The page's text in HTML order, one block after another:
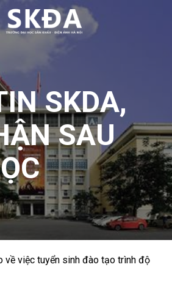
SKDA,
SAU
về việc tuyển sinh đào tạo trình độ